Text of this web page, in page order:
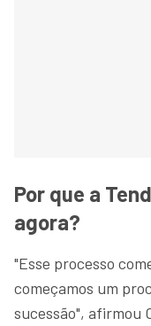
Por que a
agora?
"Esse processo
começamos um
sucessão", afirmou